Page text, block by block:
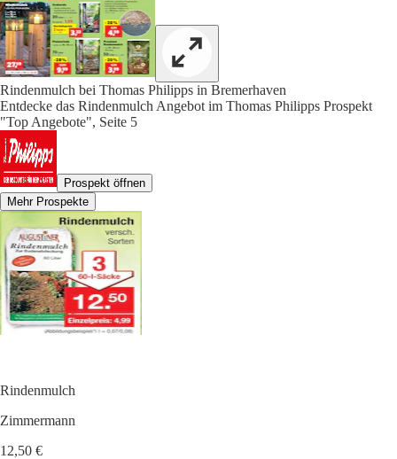
Rindenmulch bei Thomas Philipps in Bremerhaven
Entdecke das Rindenmulch Angebot im Thomas Philipps Prospekt
"Top Angebote", Seite 5
Prospekt öffnen
Mehr Prospekte
Rindenmulch
Zimmermann
12,50 €